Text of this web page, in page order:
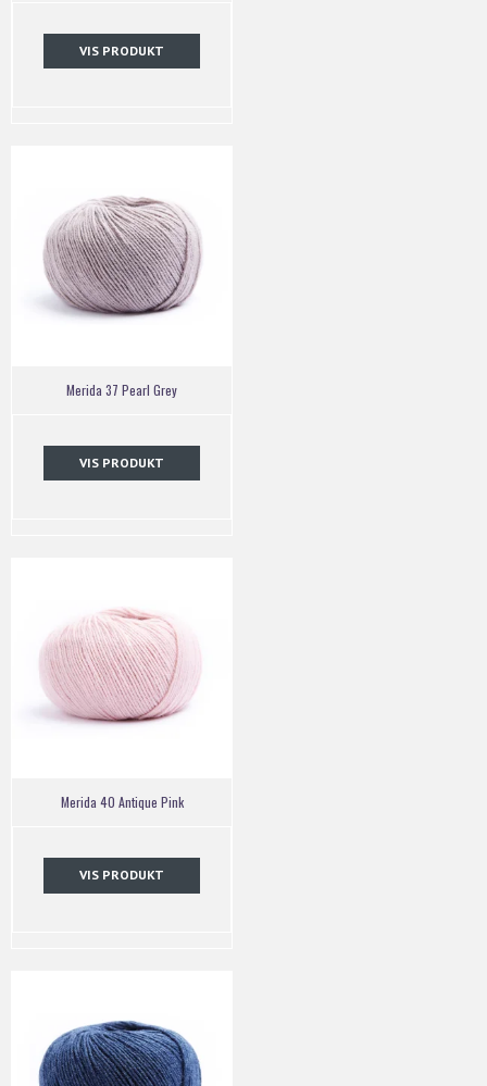
VIS PRODUKT
Merida 37 Pearl Grey
VIS PRODUKT
Merida 40 Antique Pink
VIS PRODUKT